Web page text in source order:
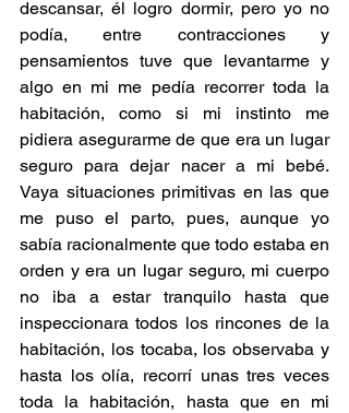
descansar, él logro dormir, pero yo no
podía, entre contracciones y
pensamientos tuve que levantarme y
algo en mi me pedía recorrer toda la
habitación, como si mi instinto me
pidiera asegurarme de que era un lugar
seguro para dejar nacer a mi bebé.
Vaya situaciones primitivas en las que
me puso el parto, pues, aunque yo
sabía racionalmente que todo estaba en
orden y era un lugar seguro, mi cuerpo
no iba a estar tranquilo hasta que
inspeccionara todos los rincones de la
habitación, los tocaba, los observaba y
hasta los olía, recorrí unas tres veces
toda la habitación, hasta que en mi